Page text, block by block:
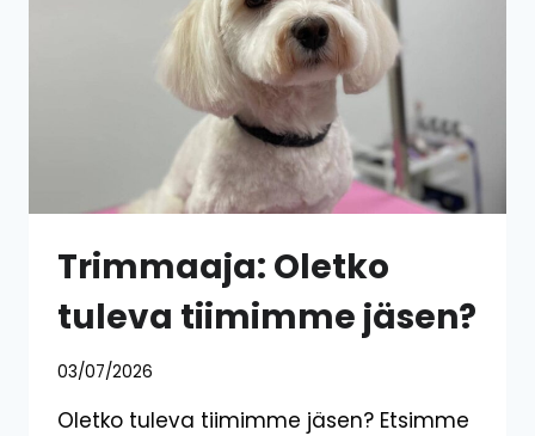
Trimmaaja: Oletko
tuleva tiimimme jäsen?
03/07/2026
Oletko tuleva tiimimme jäsen? Etsimme